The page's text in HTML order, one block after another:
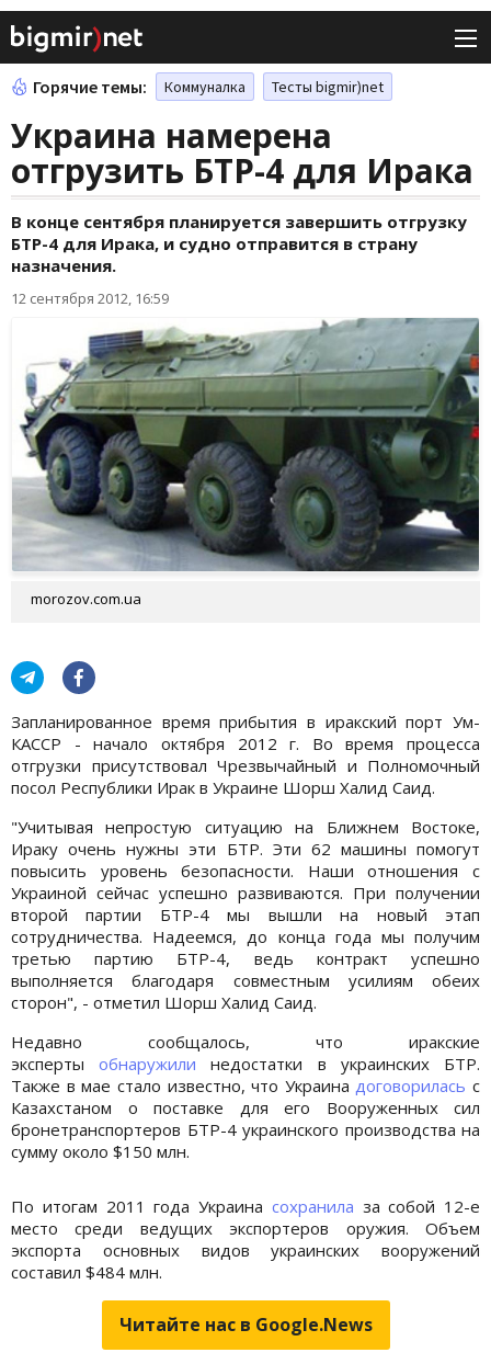
Горячие темы: Коммуналка Тесты bigmir)net
Украина намерена
отгрузить БТР-4 для Ирака
В конце сентября планируется завершить отгрузку
БТР-4 для Ирака, и судно отправится в страну
назначения.
12 сентября 2012, 16:59
morozov.com.ua
Запланированное время прибытия в иракский порт Ум-
КАССР - начало октября 2012 г. Во время процесса
отгрузки присутствовал Чрезвычайный и Полномочный
посол Республики Ирак в Украине Шорш Халид Саид.
"Учитывая непростую ситуацию на Ближнем Востоке,
Ираку очень нужны эти БТР. Эти 62 машины помогут
повысить уровень безопасности. Наши отношения с
Украиной сейчас успешно развиваются. При получении
второй партии БТР-4 мы вышли на новый этап
сотрудничества. Надеемся, до конца года мы получим
третью партию БТР-4, ведь контракт успешно
выполняется благодаря совместным усилиям обеих
сторон", - отметил Шорш Халид Саид.
Недавно сообщалось, что иракские
экспертыобнаружили недостатки в украинских БТР.
Также в мае стало известно, что Украина договорилась с
Казахстаном о поставке для его Вооруженных сил
бронетранспортеров БТР-4 украинского производства на
сумму около $150 млн.
По итогам 2011 года Украина сохранила за собой 12-е
место среди ведущих экспортеров оружия. Объем
экспорта основных видов украинских вооружений
составил $484 млн.
Читайте нас в Google.News